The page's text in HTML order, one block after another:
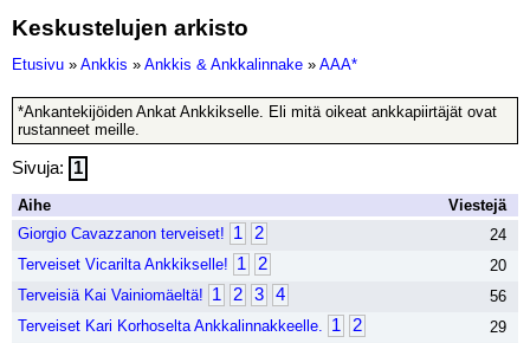
Keskustelujen arkisto
Etusivu » Ankkis » Ankkis & Ankkalinnake » AAA*
*Ankantekijöiden Ankat Ankkikselle. Eli mitä oikeat ankkapiirtäjät ovat
rustanneet meille.
Sivuja: 1
Aihe
Viestejä
Giorgio Cavazzanon terveiset! 1 2
24
Terveiset Vicarilta Ankkikselle! 1 2
20
Terveisiä Kai Vainiomäeltä! 1 2 3 4
56
Terveiset Kari Korhoselta Ankkalinnakkeelle. 1 2
29